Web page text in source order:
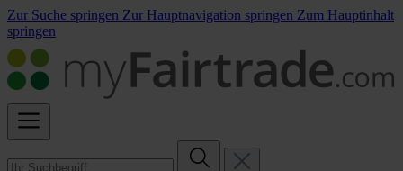
Zur Suche springen Zur Hauptnavigation springen Zum Hauptinhalt
springen